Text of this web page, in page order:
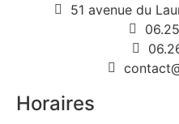
51 avenue du
Horaires